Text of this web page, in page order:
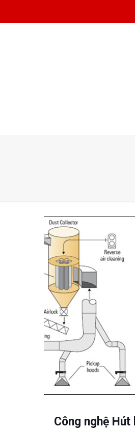
Công nghệ